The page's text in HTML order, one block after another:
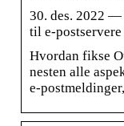
30. des. 2022 —
til e-
Hvordan fikse
nesten alle
e-